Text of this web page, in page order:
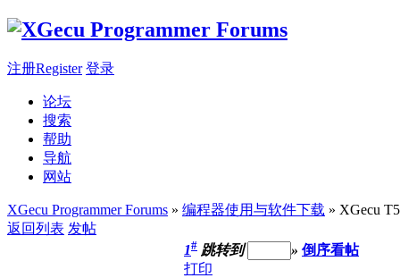
注册Register 登录
论坛
搜索
帮助
导航
网站
XGecu Programmer Forums » 编程器使用与软件下载 » XGecu
返回列表 发帖
1# 跳转到 » 倒序看帖
打印